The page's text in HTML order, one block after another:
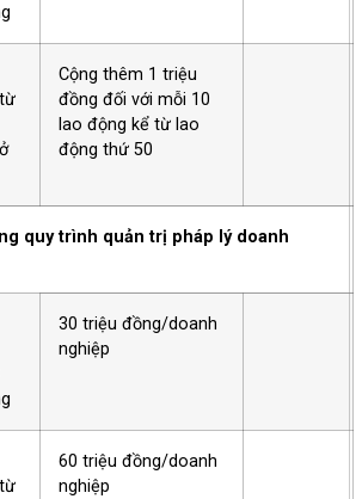
Cộng thêm 1 triệu
đồng đối với mỗi 10
lao động kể từ lao
động thứ 50
quy trình quản trị pháp lý doanh
30 triệu đồng/doanh
nghiệp
60 triệu đồng/doanh
nghiệp